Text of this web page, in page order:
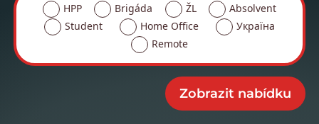
HPP Brigáda ŽL
Absolvent
Student
Home Office
Україна
Remote